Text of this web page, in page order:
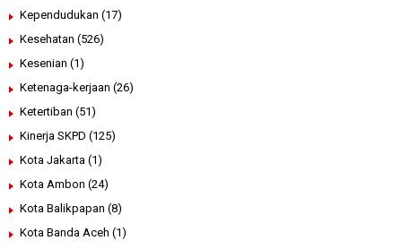
Kependudukan (17)
Kesehatan (526)
Kesenian (1)
Ketenaga-kerjaan (26)
Ketertiban (51)
Kinerja SKPD (125)
Kota Jakarta (1)
Kota Ambon (24)
Kota Balikpapan (8)
Kota Banda Aceh (1)